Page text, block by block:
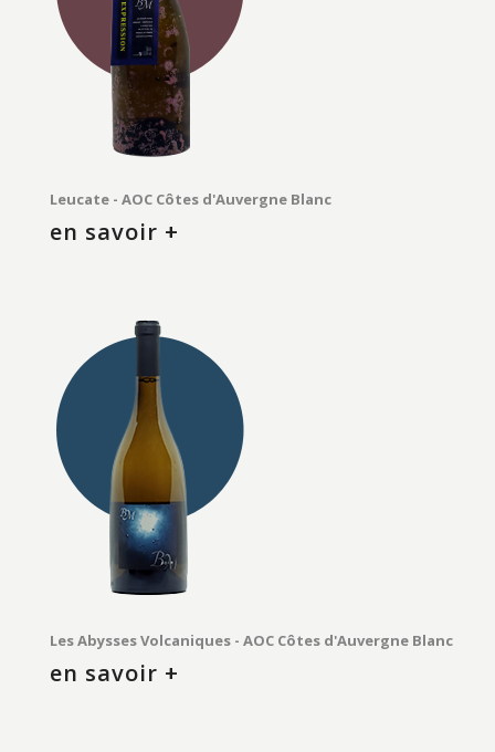
Leucate - AOC Côtes d'Auvergne Blanc
en savoir +
Les Abysses Volcaniques - AOC Côtes d'Auvergne Blanc
en savoir +